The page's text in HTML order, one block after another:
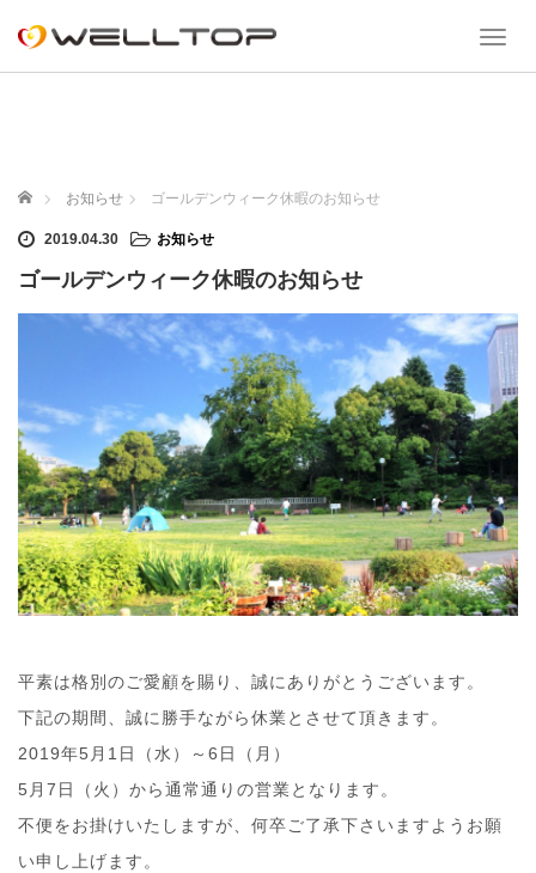
T
t
n
ホーム お知らせ ゴールデンウィーク休暇のお知らせ
2019.04.30 お知らせ
ゴールデンウィーク休暇のお知らせ
平素は格別のご愛顧を賜り、誠にありがとうございます。
下記の期間、誠に勝手ながら休業とさせて頂きます。
2019年5月1日（水）～6日（月）
5月7日（火）から通常通りの営業となります。
不便をお掛けいたしますが、何卒ご了承下さいますようお願
い申し上げます。